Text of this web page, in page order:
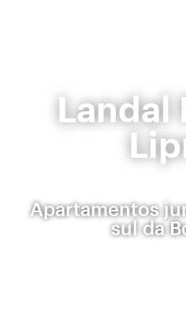
Landal
Apartamentos
sul da